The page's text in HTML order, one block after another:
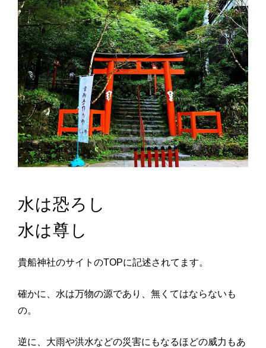
水は恐ろし
水は尊し
貴船神社のサイトのTOPに記述されてます。
確かに、水は万物の源であり、無くてはならないも
の。
逆に、大雨や洪水などの災害にもなるほどの威力もあ